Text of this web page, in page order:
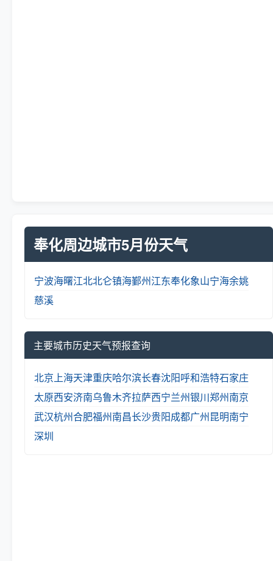
奉化周边城市5月份天气
宁波海曙江北北仑镇海鄞州江东奉化象山宁海余姚
慈溪
主要城市历史天气预报查询
北京 上海天津重庆哈尔滨长春沈阳呼和浩特石家庄
太原西安济南乌鲁木齐拉萨西宁兰州银川郑州南京
武汉杭州合肥福州南昌长沙贵阳成都广州昆明南宁
深圳